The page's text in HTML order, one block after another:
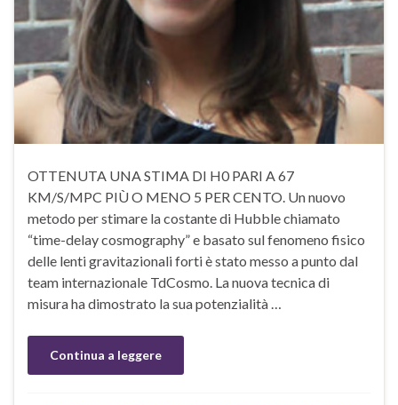
OTTENUTA UNA STIMA DI H0 PARI A 67
KM/S/MPC PIÙ O MENO 5 PER CENTO. Un nuovo
metodo per stimare la costante di Hubble chiamato
“time-delay cosmography” e basato sul fenomeno fisico
delle lenti gravitazionali forti è stato messo a punto dal
team internazionale TdCosmo. La nuova tecnica di
misura ha dimostrato la sua potenzialità …
Continua a leggere